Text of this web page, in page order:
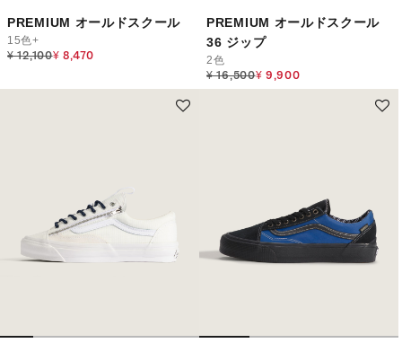
PREMIUM オールドスクール
15色+
Price reduced from
¥ 12,100to
¥ 8,470
PREMIUM オールドスクール
36 ジップ
2色
Price reduced from
¥ 16,500to
¥ 9,900